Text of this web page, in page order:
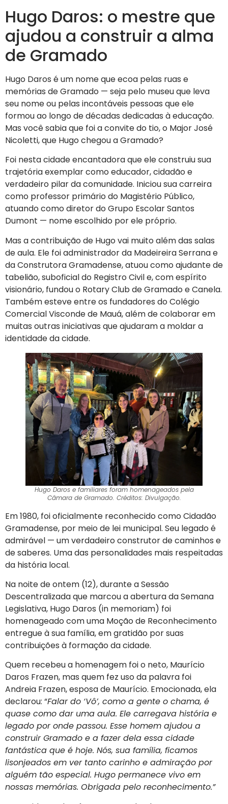
Hugo Daros: o mestre que
ajudou a construir a alma
de Gramado
Hugo Daros é um nome que ecoa pelas ruas e
memórias de Gramado — seja pelo museu que leva
seu nome ou pelas incontáveis pessoas que ele
formou ao longo de décadas dedicadas à educação.
Mas você sabia que foi a convite do tio, o Major José
Nicoletti, que Hugo chegou a Gramado?
Foi nesta cidade encantadora que ele construiu sua
trajetória exemplar como educador, cidadão e
verdadeiro pilar da comunidade. Iniciou sua carreira
como professor primário do Magistério Público,
atuando como diretor do Grupo Escolar Santos
Dumont — nome escolhido por ele próprio.
Mas a contribuição de Hugo vai muito além das salas
de aula. Ele foi administrador da Madeireira Serrana e
da Construtora Gramadense, atuou como ajudante de
tabelião, suboficial do Registro Civil e, com espírito
visionário, fundou o Rotary Club de Gramado e Canela.
Também esteve entre os fundadores do Colégio
Comercial Visconde de Mauá, além de colaborar em
muitas outras iniciativas que ajudaram a moldar a
identidade da cidade.
Hugo Daros e familiares foram homenageados pela
Câmara de Gramado. Créditos: Divulgação.
Em 1980, foi oficialmente reconhecido como Cidadão
Gramadense, por meio de lei municipal. Seu legado é
admirável — um verdadeiro construtor de caminhos e
de saberes. Uma das personalidades mais respeitadas
da história local.
Na noite de ontem (12), durante a Sessão
Descentralizada que marcou a abertura da Semana
Legislativa, Hugo Daros (in memoriam) foi
homenageado com uma Moção de Reconhecimento
entregue à sua família, em gratidão por suas
contribuições à formação da cidade.
Quem recebeu a homenagem foi o neto, Maurício
Daros Frazen, mas quem fez uso da palavra foi
Andreia Frazen, esposa de Maurício. Emocionada, ela
declarou: “Falar do ‘Vô’, como a gente o chama, é
quase como dar uma aula. Ele carregava história e
legado por onde passou. Esse homem ajudou a
construir Gramado e a fazer dela essa cidade
fantástica que é hoje. Nós, sua família, ficamos
lisonjeados em ver tanto carinho e admiração por
alguém tão especial. Hugo permanece vivo em
nossas memórias. Obrigada pelo reconhecimento.”